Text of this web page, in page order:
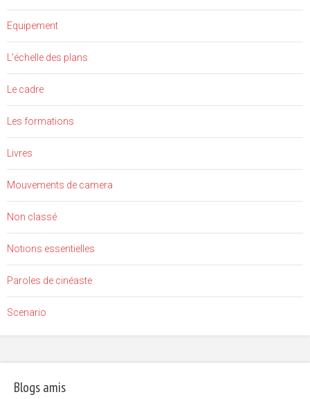
Equipement
L'échelle des plans
Le cadre
Les formations
Livres
Mouvements de camera
Non classé
Notions essentielles
Paroles de cinéaste
Scenario
Blogs amis